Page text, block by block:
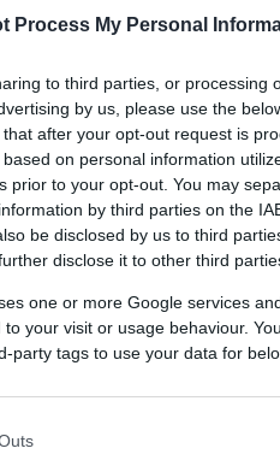
Process My Personal
to third parties, or processing
by us, please use the
after your opt-out request is
on personal information
prior to your opt-out. You may
by third parties on the
be disclosed by us to third
disclose it to other third
one or more Google services
your visit or usage behaviour.
party tags to use your data for
var paļauties
ar savām efektīvajām antivīrusu
un mākonī balstītās tehnoloģijas,
jauniem apdraudējumiem.
ir daudz priekšrocību, viens tur
Security for Businesssastāvā ir